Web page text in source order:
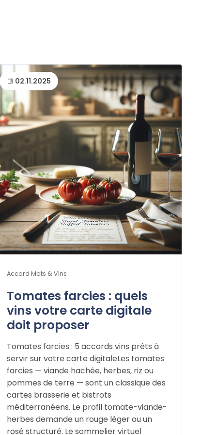
02.11.2025
Accord Mets & Vins
Tomates farcies : quels
vins votre carte digitale
doit proposer
Tomates farcies : 5 accords vins prêts à
servir sur votre carte digitaleLes tomates
farcies — viande hachée, herbes, riz ou
pommes de terre — sont un classique des
cartes brasserie et bistrots
méditerranéens. Le profil tomate-viande-
herbes demande un rouge léger ou un
rosé structuré. Le sommelier virtuel